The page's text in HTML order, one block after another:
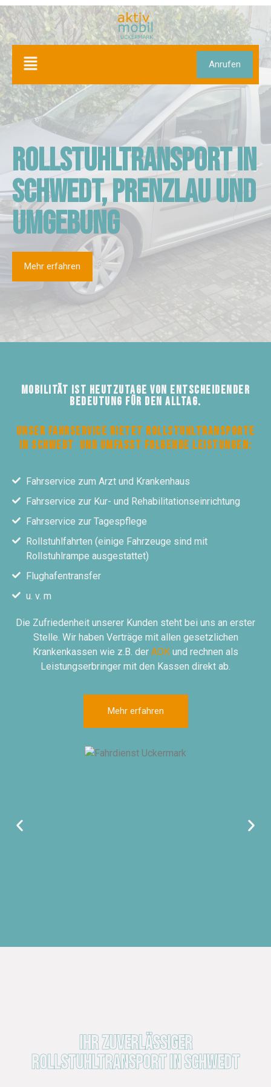
Anrufen
Rollstuhltransport in
Schwedt, Prenzlau und
Umgebung
Mehr erfahren
Mobilität ist heutzutage von entscheidender
Bedeutung für den Alltag.
Unser Fahrservice bietet Rollstuhltransporte
in Schwedt und umfasst folgende Leistungen:
Fahrservice zum Arzt und Krankenhaus
Fahrservice zur Kur- und Rehabilitationseinrichtung
Fahrservice zur Tagespflege
Rollstuhlfahrten (einige Fahrzeuge sind mit
Rollstuhlrampe ausgestattet)
Flughafentransfer
u. v. m
Die Zufriedenheit unserer Kunden steht bei uns an erster
Stelle. Wir haben Verträge mit allen gesetzlichen
Krankenkassen wie z.B. der AOK und rechnen als
Leistungserbringer mit den Kassen direkt ab.
Mehr erfahren
Ihr zuverlässiger
Rollstuhltransport in Schwedt